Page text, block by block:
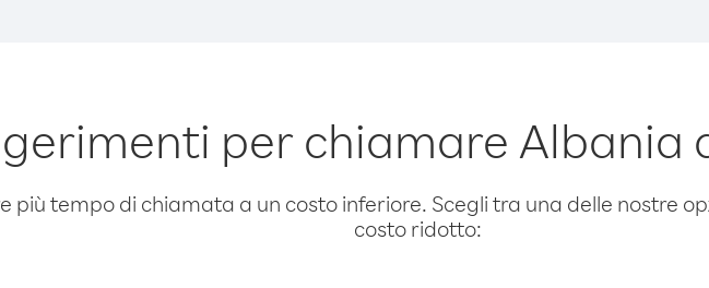
per chiamare Albania
più tempo di chiamata a un costo inferiore. Scegli tra una delle nostre
costo ridotto: